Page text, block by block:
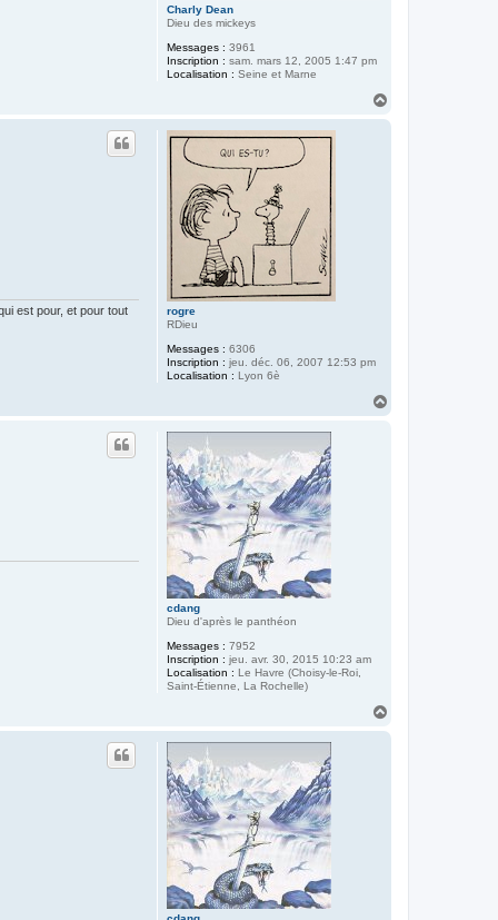
Charly Dean
Dieu des mickeys
Messages : 3961
Inscription : sam. mars 12, 2005 1:47 pm
Localisation : Seine et Marne
rogre
RDieu
Messages : 6306
Inscription : jeu. déc. 06, 2007 12:53 pm
Localisation : Lyon 6è
est pour, et pour tout
cdang
Dieu d'après le panthéon
Messages : 7952
Inscription : jeu. avr. 30, 2015 10:23 am
Localisation : Le Havre (Choisy-le-Roi,
Saint-Étienne, La Rochelle)